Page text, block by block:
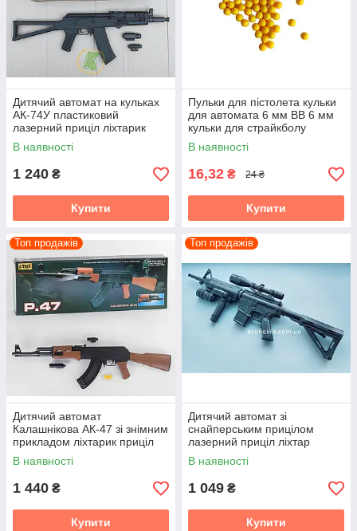
Дитячий автомат на кульках
АК-74У пластиковий
лазерний приціл ліхтарик
В наявності
1 240 ₴
Купити
Пульки для пістолета кульки
для автомата 6 мм BB 6 мм
кульки для страйкболу
пластикові кульки для зброї
В наявності
16,32 ₴ 24 ₴
Купити
Топ продажів
Дитячий автомат
Калашнікова АК-47 зі знімним
прикладом ліхтарик приціл
довжина 87 см пластиковий
P.47
В наявності
1 440 ₴
Купити
Топ продажів
Дитячий автомат зі
снайперським прицілом
лазерний приціл ліхтар
приклад і глушник знімаються
P.1158D
В наявності
1 049 ₴
Купити